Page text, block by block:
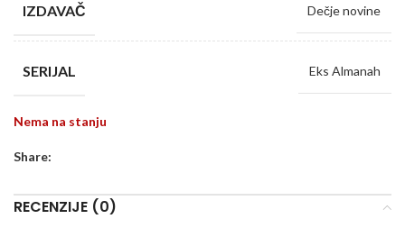
IZDAVAČ Dečje novine
SERIJAL Eks Almanah
Nema na stanju
Share:
RECENZIJE (0)